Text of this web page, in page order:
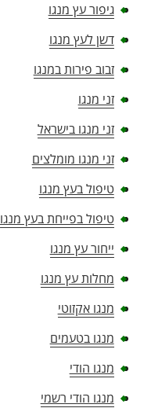
גיפור עץ מנגו
דשן לעץ מנגו
זבוב פירות במנגו
זני מנגו
זני מנגו בישראל
זני מנגו מומלצים
טיפול בעץ מנגו
טיפול בפייחת בעץ מנגו
ייחור עץ מנגו
מחלות עץ מנגו
מנגו אקזוטי
מנגו בטעמים
מנגו הודי
מנגו הודי רשמי